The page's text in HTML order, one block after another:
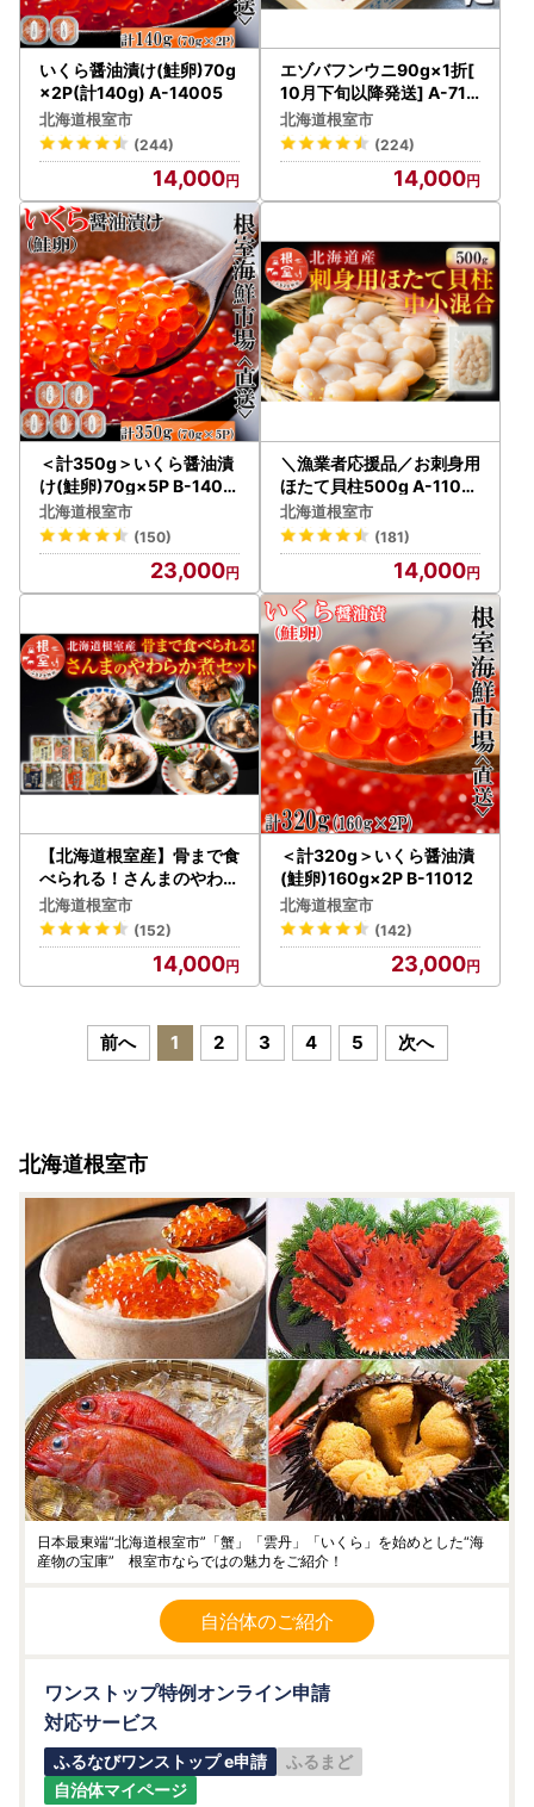
いくら醤油漬け(鮭卵)70g
×2P(計140g) A-14005
北海道根室市
(244)
14,000
エゾバフンウニ90g×1折[
10月下旬以降発送] A-710
30
北海道根室市
(224)
14,000
＜計350g＞いくら醤油漬
け(鮭卵)70g×5P B-1401
0
北海道根室市
(150)
23,000
＼漁業者応援品／お刺身用
ほたて貝柱500g A-1100
2
北海道根室市
(181)
14,000
【北海道根室産】骨まで食
べられる！さんまのやわら
か煮セット A-09004
北海道根室市
(152)
14,000
＜計320g＞いくら醤油漬
(鮭卵)160g×2P B-11012
北海道根室市
(142)
23,000
前へ 1 2 3 4 5 次へ
北海道根室市
日本最東端“北海道根室市”「蟹」「雲丹」「いくら」を始めとした“海
産物の宝庫” 根室市ならではの魅力をご紹介！
自治体のご紹介
ワンストップ特例オンライン申請
対応サービス
ふるなびワンストップ e申請
ふるまど
自治体マイページ